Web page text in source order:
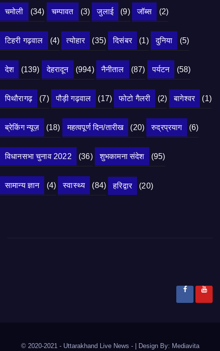
चमोली (34) चम्पावत (3) जुलाई (9) जॉब्स (2)
टिहरी गढ़वाल (4) त्योहार (35) दिसंबर (1) दुनिया (5)
देश (139) देहरादून (994) नैनीताल (87) पर्यटन (58)
पिथौरागढ़ (7) पौड़ी गढ़वाल (17) फोटो गैलरी (2) बागेश्वर (1)
ब्रेकिंग न्यूज़ (18) महत्वपूर्ण दिन/तारीख (20) रुद्रप्रयाग (6)
विधानसभा चुनाव 2022 (36) शुभकामना संदेश (95)
सामान्य ज्ञान (4) स्वास्थ्य (84) हरिद्वार (20)
© 2020-2021 - Uttarakhand Live News - Design By: Mediavita